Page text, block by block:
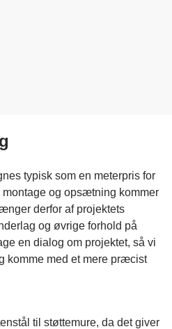
typisk som en meterpris for
og opsætning kommer
derfor af projektets
og øvrige forhold på
en dialog om projektet, så vi
komme med et mere præcist
til støttemure, da det giver